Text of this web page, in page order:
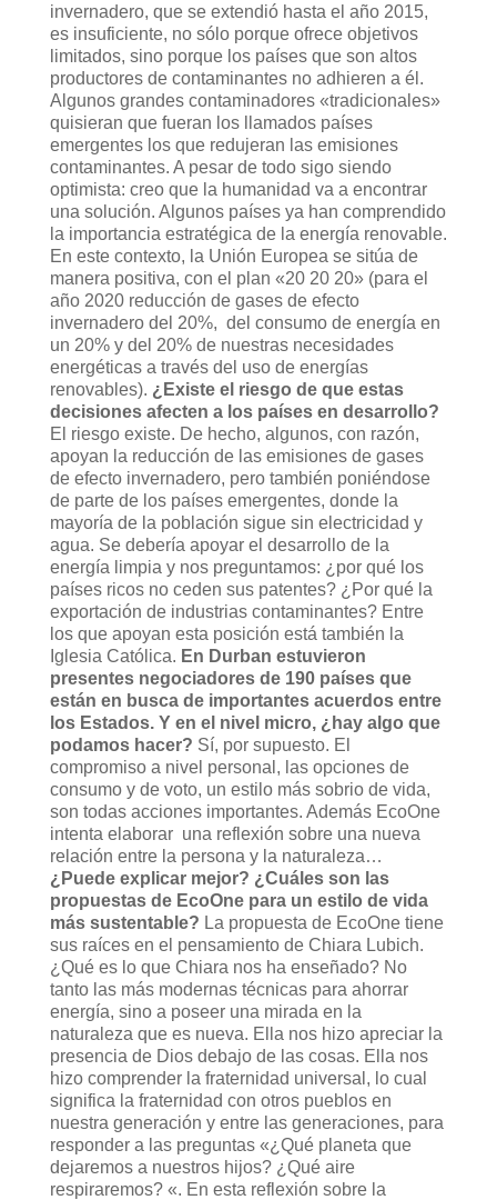
invernadero, que se extendió hasta el año 2015,
es insuficiente, no sólo porque ofrece objetivos
limitados, sino porque los países que son altos
productores de contaminantes no adhieren a él.
Algunos grandes contaminadores «tradicionales»
quisieran que fueran los llamados países
emergentes los que redujeran las emisiones
contaminantes. A pesar de todo sigo siendo
optimista: creo que la humanidad va a encontrar
una solución. Algunos países ya han comprendido
la importancia estratégica de la energía renovable.
En este contexto, la Unión Europea se sitúa de
manera positiva, con el plan «20 20 20» (para el
año 2020 reducción de gases de efecto
invernadero del 20%, del consumo de energía en
un 20% y del 20% de nuestras necesidades
energéticas a través del uso de energías
renovables). ¿Existe el riesgo de que estas
decisiones afecten a los países en desarrollo?
El riesgo existe. De hecho, algunos, con razón,
apoyan la reducción de las emisiones de gases
de efecto invernadero, pero también poniéndose
de parte de los países emergentes, donde la
mayoría de la población sigue sin electricidad y
agua. Se debería apoyar el desarrollo de la
energía limpia y nos preguntamos: ¿por qué los
países ricos no ceden sus patentes? ¿Por qué la
exportación de industrias contaminantes? Entre
los que apoyan esta posición está también la
Iglesia Católica. En Durban estuvieron
presentes negociadores de 190 países que
están en busca de importantes acuerdos entre
los Estados. Y en el nivel micro, ¿hay algo que
podamos hacer? Sí, por supuesto. El
compromiso a nivel personal, las opciones de
consumo y de voto, un estilo más sobrio de vida,
son todas acciones importantes. Además EcoOne
intenta elaborar una reflexión sobre una nueva
relación entre la persona y la naturaleza…
¿Puede explicar mejor? ¿Cuáles son las
propuestas de EcoOne para un estilo de vida
más sustentable? La propuesta de EcoOne tiene
sus raíces en el pensamiento de Chiara Lubich.
¿Qué es lo que Chiara nos ha enseñado? No
tanto las más modernas técnicas para ahorrar
energía, sino a poseer una mirada en la
naturaleza que es nueva. Ella nos hizo apreciar la
presencia de Dios debajo de las cosas. Ella nos
hizo comprender la fraternidad universal, lo cual
significa la fraternidad con otros pueblos en
nuestra generación y entre las generaciones, para
responder a las preguntas «¿Qué planeta que
dejaremos a nuestros hijos? ¿Qué aire
respiraremos? «. En esta reflexión sobre la